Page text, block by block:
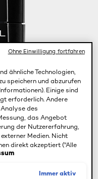
ähnliche Technologien,
speichern und abzurufen
Einige sind
erforderlich. Andere
des
das Angebot
der Nutzererfahrung,
Medien. Nicht
direkt akzeptiert ("Alle
fortfahren")
speichern"). Die
Immer aktiv
Ohne Einwilligung fortfahren